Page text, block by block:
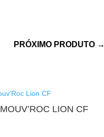
PRÓXIMO PRODUTO→
MOUV’ROC LION CF